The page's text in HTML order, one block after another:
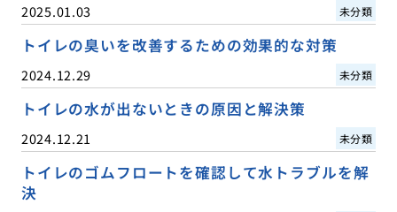
2025.01.03 未分類
トイレの臭いを改善するための効果的な対策
2024.12.29 未分類
トイレの水が出ないときの原因と解決策
2024.12.21 未分類
トイレのゴムフロートを確認して水トラブルを解
決